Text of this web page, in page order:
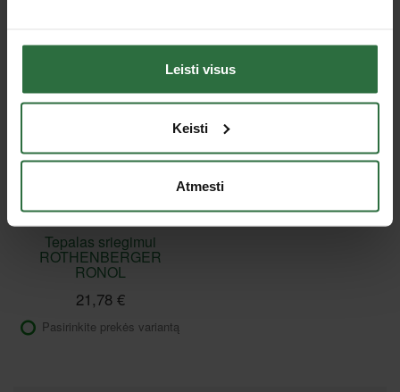
Leisti visus
Keisti
Atmesti
Tepalas sriegimui
ROTHENBERGER
RONOL
21,78 €
Pasirinkite prekės variantą